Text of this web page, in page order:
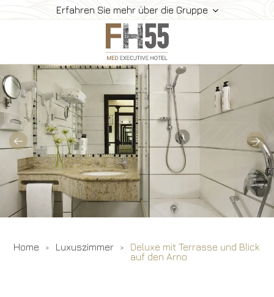
Erfahren Sie mehr über die Gruppe
Hotelservice
Luxuszimmer
Luxussuiten
Restaurant
Luxushotel
Gallery
Angebote
Kontakte
Home Luxuszimmer
Deluxe mit Terrasse und Blick
auf den Arno